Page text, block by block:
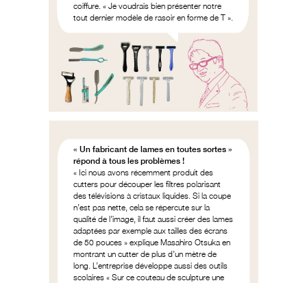
coiffure. « Je voudrais bien présenter notre
tout dernier modèle de rasoir en forme de T ».
« Un fabricant de lames en toutes sortes »
répond à tous les problèmes !
« Ici nous avons récemment produit des
cutters pour découper les filtres polarisant
des télévisions à cristaux liquides. Si la coupe
n’est pas nette, cela se répercute sur la
qualité de l’image, il faut aussi créer des lames
adaptées par exemple aux tailles des écrans
de 50 pouces » explique Masahiro Otsuka en
montrant un cutter de plus d’un mètre de
long. L’entreprise développe aussi des outils
scolaires « Sur ce couteau de sculpture une